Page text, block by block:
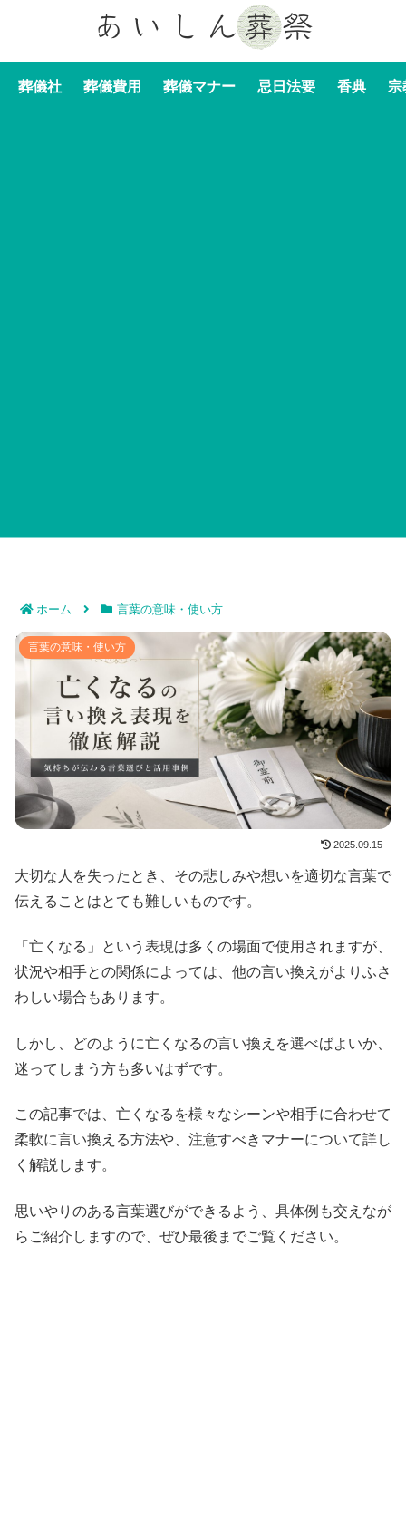
葬儀社 葬儀費用 葬儀マナー 忌日法要 香典 宗
ホーム 言葉の意味・使い方
亡くなるの言い換え表現を徹底解説｜気持ちが伝わる言
葉選びと活用事例
言葉の意味・使い方
2025.09.15
大切な人を失ったとき、その悲しみや想いを適切な言葉で
伝えることはとても難しいものです。
「亡くなる」という表現は多くの場面で使用されますが、
状況や相手との関係によっては、他の言い換えがよりふさ
わしい場合もあります。
しかし、どのように亡くなるの言い換えを選べばよいか、
迷ってしまう方も多いはずです。
この記事では、亡くなるを様々なシーンや相手に合わせて
柔軟に言い換える方法や、注意すべきマナーについて詳し
く解説します。
思いやりのある言葉選びができるよう、具体例も交えなが
らご紹介しますので、ぜひ最後までご覧ください。